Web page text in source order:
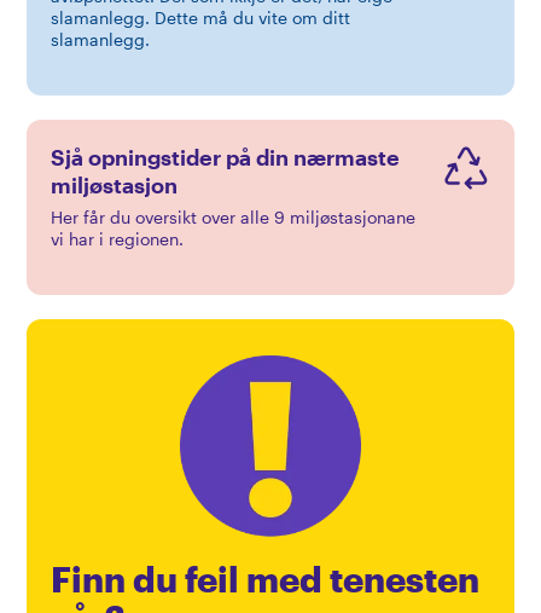
slamanlegg. Dette må du vite om ditt
slamanlegg.
Sjå opningstider på din nærmaste
miljøstasjon
Her får du oversikt over alle 9 miljøstasjonane
vi har i regionen.
Finn du feil med tenesten